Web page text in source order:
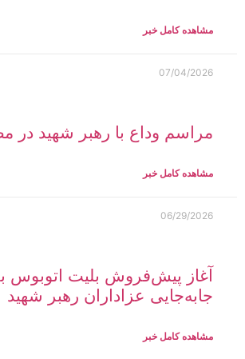
مشاهده کامل خبر
07/04/2026
مراسم وداع با رهبر شهید در
مشاهده کامل خبر
06/29/2026
آغاز پیش‌فروش بلیت اتوبوس
جابه‌جایی عزاداران رهبر شهید
مشاهده کامل خبر